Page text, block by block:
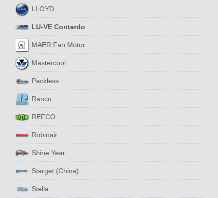
LLOYD
LU-VE Contardo
MAER Fan Motor
Mastercool
Packless
Ranco
REFCO
Robinair
Shine Year
Starget (China)
Stella